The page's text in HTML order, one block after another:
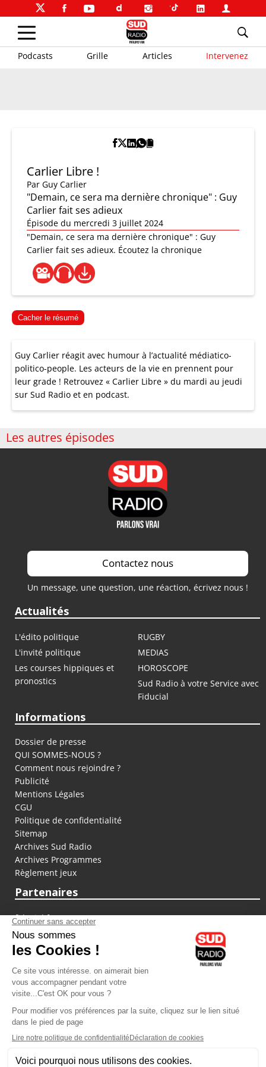
Podcasts Grille Articles Intervenez
Carlier Libre !
Par Guy Carlier
"Demain, ce sera ma dernière chronique" : Guy
Carlier fait ses adieux
Épisode du mercredi 3 juillet 2024
"Demain, ce sera ma dernière chronique" : Guy
Carlier fait ses adieux. Écoutez la chronique
Cacher le résumé
Guy Carlier réagit avec humour à l’actualité médiatico-
politico-people. Les acteurs de la vie en prennent pour
leur grade ! Retrouvez « Carlier Libre » du mardi au jeudi
sur Sud Radio et en podcast.
Les autres épisodes
Contactez nous
Un message, une question, une réaction, écrivez nous !
Actualités
L'édito politique
RUGBY
L'invité politique
MEDIAS
Les courses hippiques et
pronostics
HOROSCOPE
Sud Radio à votre Service avec
Fiducial
Informations
Dossier de presse
QUI SOMMES-NOUS ?
Comment nous rejoindre ?
Publicité
Mentions Légales
CGU
Politique de confidentialité
Sitemap
Archives Sud Radio
Archives Programmes
Règlement jeux
Partenaires
fiducial.fr
lyoncapitale.fr
olympique-et-lyonnais.com
L'application Iphone / Android
Téléchargez l'application
Les cookies
Gestion des cookies